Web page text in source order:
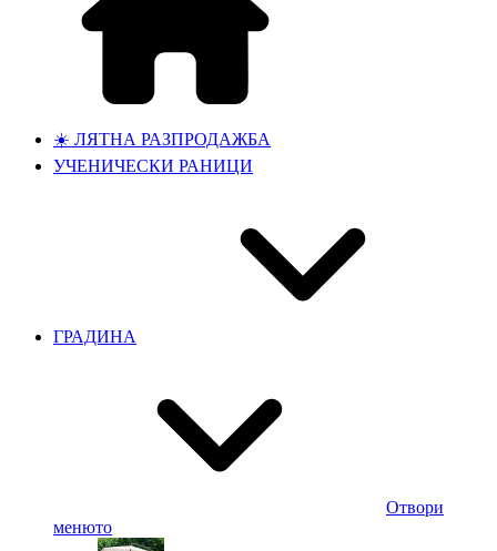
☀️ ЛЯТНА РАЗПРОДАЖБА
УЧЕНИЧЕСКИ РАНИЦИ
ГРАДИНА
Отвори
менюто